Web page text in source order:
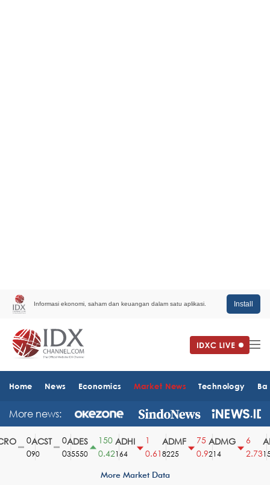
Informasi ekonomi, saham dan keuangan dalam satu aplikasi. Install
Home News Economics Market News Technology
More news:
ACST
90
ADES
35550
150
0.42
ADHI
164
0.61
ADMF
8225
75
0.9
ADMG
214
2.73
More Market Data